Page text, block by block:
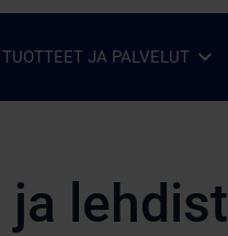
TUOTTEET JA PALVELUTAvaa alavalikko
Sulje alavalikko
ja